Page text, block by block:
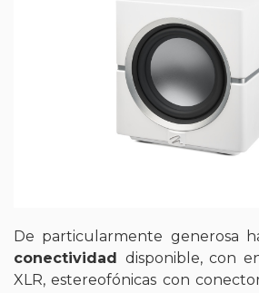
De particularmente generosa
conectividad disponible, con
XLR, estereofónicas con